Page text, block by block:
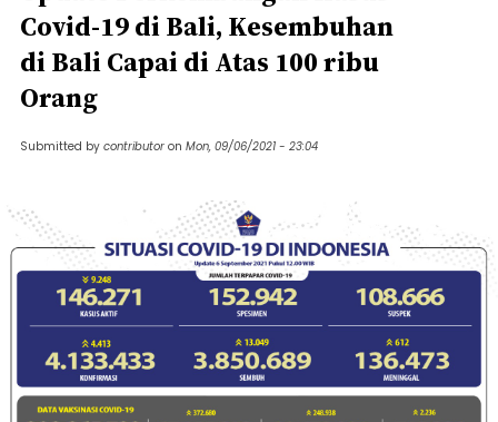
Covid-19 di Bali, Kesembuhan
di Bali Capai di Atas 100 ribu
Orang
Submitted by contributor on Mon, 09/06/2021 - 23:04